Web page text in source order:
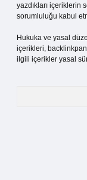
yazdıkları içeriklerin
sorumluluğu kabul
Hukuka ve yasal
içerikleri,
ilgili içerikler yasal